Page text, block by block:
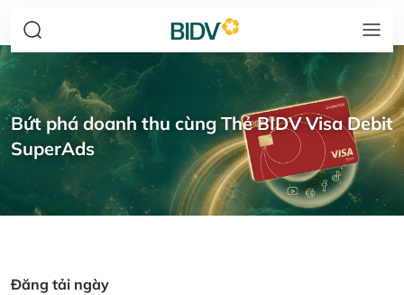
Bứt phá doanh thu cùng Thẻ BIDV Visa Debit
SuperAds
Đăng tải ngày